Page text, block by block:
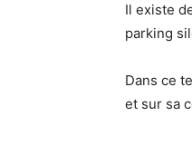
Il existe
parking
Dans ce
et sur sa